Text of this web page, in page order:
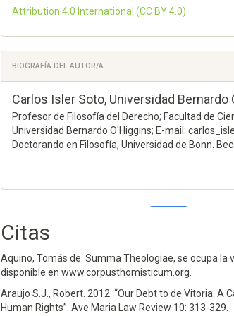
Attribution 4.0 International (CC BY 4.0)
BIOGRAFÍA DEL AUTOR/A
Carlos Isler Soto, Universidad Bernardo
Profesor de Filosofía del Derecho; Facultad de
Universidad Bernardo O'Higgins; E-mail:
Doctorando en Filosofía, Universidad de Bonn.
5
Soto C.I. (2025)
DOES THE CONCEPT OF STATE OF NATURE EXIST
Citas
Aquino, Tomás de. Summa Theologiae, se ocupa la
disponible en www.corpusthomisticum.org.
Araujo S.J., Robert. 2012. “Our Debt to de Vitoria: A
Human Rights”. Ave Maria Law Review 10: 313-329.